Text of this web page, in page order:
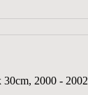
2000 - 2002